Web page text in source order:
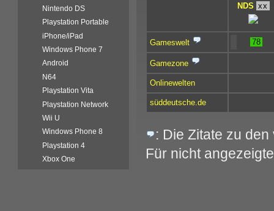
NDS xx
Gameswelt 78
Gamezone
Onlinewelten
süddeutsche.de
: Die Zitate zu
Für nicht
Nintendo DS
Playstation Portable
iPhone/iPad
Windows Phone 7
Android
N64
Playstation Vita
Playstation Network
Wii U
Windows Phone 8
Playstation 4
Xbox One